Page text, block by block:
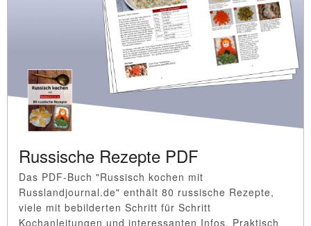
Russische Rezepte PDF
Das PDF-Buch "Russisch kochen mit
Russlandjournal.de" enthält 80 russische Rezepte,
viele mit bebilderten Schritt für Schritt
Kochanleitungen und interessanten Infos. Praktisch